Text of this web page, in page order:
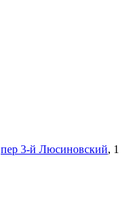
пер 3-й Люсиновский, 1